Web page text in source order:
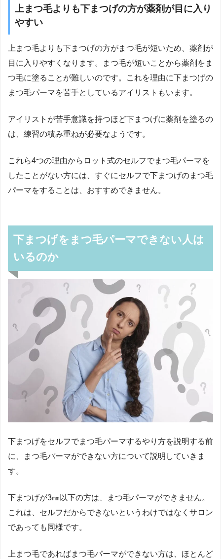
上まつ毛よりも下まつげの方が薬剤が目に入り
やすい
上まつ毛よりも下まつげの方がまつ毛が短いため、薬剤が
目に入りやすくなります。まつ毛が短いことから薬剤をま
つ毛に塗ることが難しいのです。これを理由に下まつげの
まつ毛パーマを苦手としているアイリストもいます。
アイリストが苦手意識を持つほど下まつげに薬剤を塗るの
は、練習の積み重ねが必要なようです。
これら4つの理由からロット式のセルフでまつ毛パーマを
したことがない方には、すぐにセルフで下まつげのまつ毛
パーマをすることは、おすすめできません。
下まつげをまつ毛パーマできない人は
いるのか
下まつげをセルフでまつ毛パーマするやり方を説明する前
に、まつ毛パーマができない方について説明していきま
す。
下まつげが3㎜以下の方は、まつ毛パーマができません。
これは、セルフだからできないというわけではなくサロン
であっても同様です。
上まつ毛であればまつ毛パーマができない方は、ほとんど